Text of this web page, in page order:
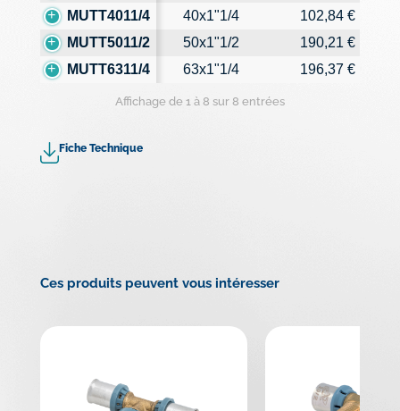
MUTT4011/4
40x1"1/4
102,84 €
MUTT5011/2
50x1"1/2
190,21 €
MUTT6311/4
63x1"1/4 196,37 €
Affichage de 1 à 8 sur 8 entrées
Fiche Technique
Ces produits peuvent vous intéresser